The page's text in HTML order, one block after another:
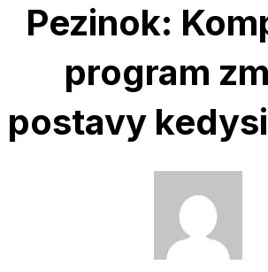
Pezinok:
program
postavy